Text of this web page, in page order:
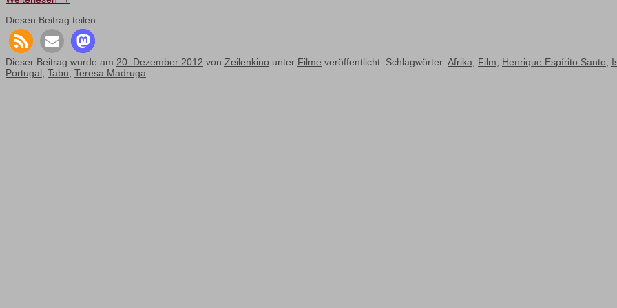
Diesen Beitrag teilen
Dieser Beitrag wurde am 20. Dezember 2012 von Zeilenkino unter Filme veröffentlicht. Schlagwörter: Afrika, Film, Henrique Espírito Santo,
Portugal, Tabu, Teresa Madruga.